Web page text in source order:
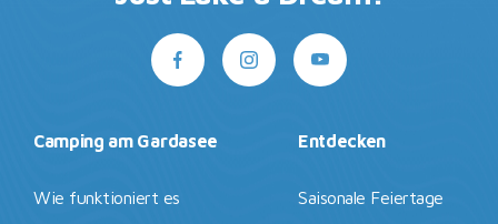
Camping am Gardasee
Wie funktioniert es
Entdecken
Saisonale Feiertage